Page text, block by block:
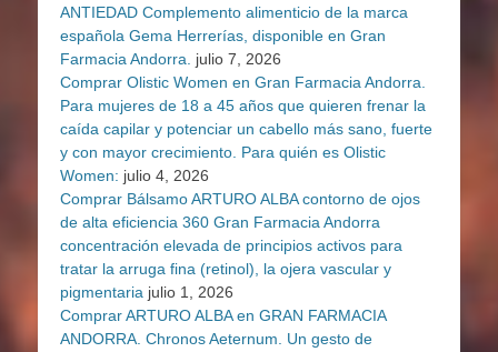
ANTIEDAD Complemento alimenticio de la marca
española Gema Herrerías, disponible en Gran
Farmacia Andorra.
julio 7, 2026
Comprar Olistic Women en Gran Farmacia Andorra.
Para mujeres de 18 a 45 años que quieren frenar la
caída capilar y potenciar un cabello más sano, fuerte
y con mayor crecimiento. Para quién es Olistic
Women: julio 4, 2026
Comprar Bálsamo ARTURO ALBA contorno de ojos
de alta eficiencia 360 Gran Farmacia Andorra
concentración elevada de principios activos para
tratar la arruga fina (retinol), la ojera vascular y
pigmentaria julio 1, 2026
Comprar ARTURO ALBA en GRAN FARMACIA
ANDORRA. Chronos Aeternum. Un gesto de